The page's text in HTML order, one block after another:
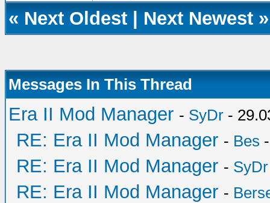
« Next Oldest Next Newest »
Messages In This Thread
Era II Mod Manager - SyDr -
RE: Era II Mod Manager - Bes
RE: Era II Mod Manager - SyDr
RE: Era II Mod Manager -